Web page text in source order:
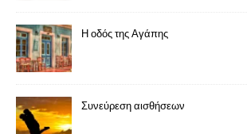
Η οδός της Αγάπης
Συνεύρεση αισθήσεων